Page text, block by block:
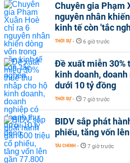
Chuyên gia Phạm
nguyên nhân
kinh tế còn 'tắc
THỜI SỰ - 6 giờ trước
Đề xuất miễn 30%
kinh doanh,
dưới 10 tỷ đồng
THỜI SỰ - 7 giờ trước
BIDV sắp phát
phiếu, tăng vốn
TÀI CHÍNH - 7 giờ trước